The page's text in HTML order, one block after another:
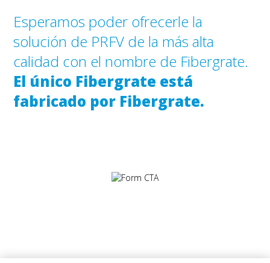
Esperamos poder ofrecerle la
solución de PRFV de la más alta
calidad con el nombre de Fibergrate.
El único Fibergrate está
fabricado por Fibergrate.